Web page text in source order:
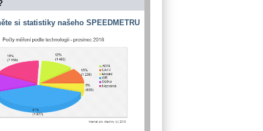
si statistiky našeho SPEEDMETRU